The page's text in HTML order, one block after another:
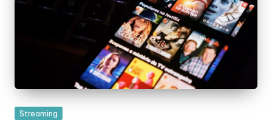
Posted
Streaming